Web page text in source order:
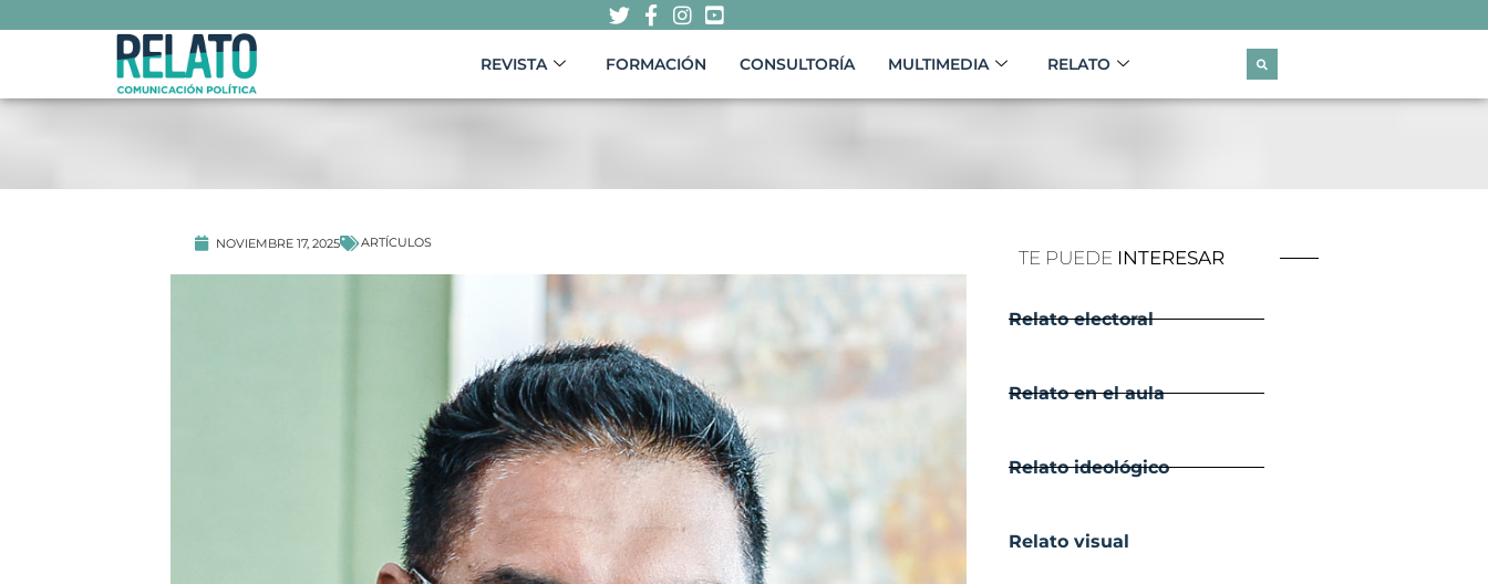
REVISTA FORMACIÓN CONSULTORÍA MULTIMEDIA RELATO
NOVIEMBRE 17, 2025 ARTÍCULOS
TE PUEDE INTERESAR
Relato electoral
Relato en el aula
Relato ideológico
Relato visual